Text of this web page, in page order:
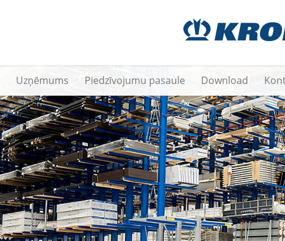
Uzņēmums Piedzīvojumu pasaule Download